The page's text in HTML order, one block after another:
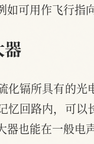
可用作飞行指
器
化镉所具有的
忆回路内，可
也能在一般电